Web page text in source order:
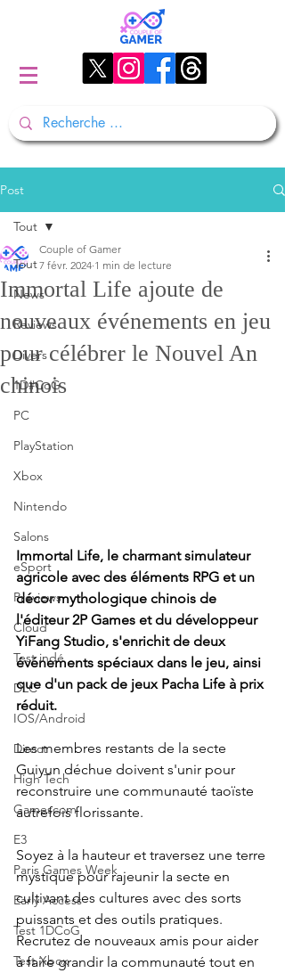
Post
Tout
News
Reviews
Divers
1D#CoG
PC
PlayStation
Xbox
Nintendo
Salons
eSport
Previews
Cloud
Test indé
DLC
IOS/Android
Direct
High Tech
Gamescom
E3
Paris Games Week
Early Access
Test 1DCoG
Test Xbox
Tout
Immortal Life ajoute de
nouveaux événements en jeu
pour célébrer le Nouvel An
chinois
Couple of Gamer
7 févr. 2024 1 min de lecture
Immortal Life, le charmant simulateur
agricole avec des éléments RPG et un
décor mythologique chinois de
l'éditeur 2P Games et du développeur
YiFang Studio, s'enrichit de deux
événements spéciaux dans le jeu, ainsi
que d'un pack de jeux Pacha Life à prix
réduit.
Les membres restants de la secte
Guiyun déchue doivent s'unir pour
reconstruire une communauté taoïste
autrefois florissante.
Soyez à la hauteur et traversez une terre
mystique pour rajeunir la secte en
cultivant des cultures avec des sorts
puissants et des outils pratiques.
Recrutez de nouveaux amis pour aider
à faire grandir la communauté tout en